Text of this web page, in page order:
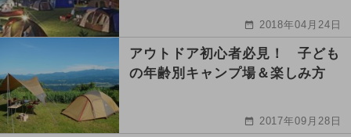
2018年04月24日
アウトドア初心者必見！ 子ども
の年齢別キャンプ場＆楽しみ方
2017年09月28日